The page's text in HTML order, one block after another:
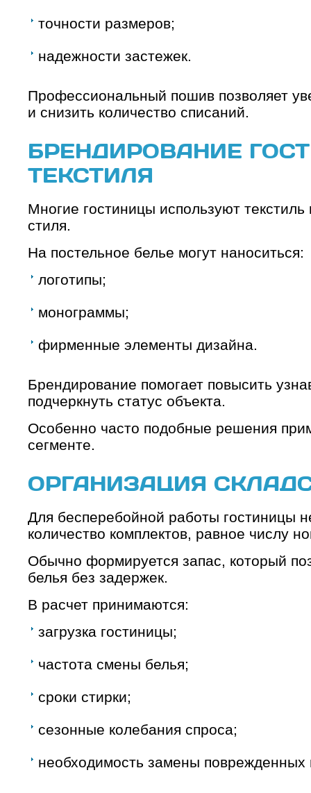
точности размеров;
надежности застежек.
Профессиональный пошив позволяет
и снизить количество списаний.
БРЕНДИРОВАНИЕ
ТЕКСТИЛЯ
Многие гостиницы используют
стиля.
На постельное белье могут наноситься:
логотипы;
монограммы;
фирменные элементы дизайна.
Брендирование помогает повысить
подчеркнуть статус объекта.
Особенно часто подобные решения
сегменте.
ОРГАНИЗАЦИЯ
Для бесперебойной работы гостиницы
количество комплектов, равное числу
Обычно формируется запас, который
белья без задержек.
В расчет принимаются:
загрузка гостиницы;
частота смены белья;
сроки стирки;
сезонные колебания спроса;
необходимость замены поврежденных